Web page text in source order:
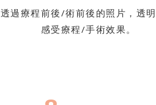
透過療程前後/術前後的照片，透
感受療程/手術效果。